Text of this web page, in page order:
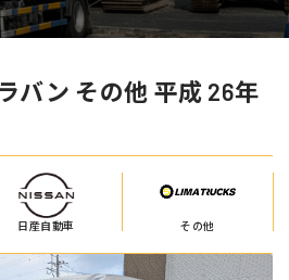
バン その他 平成 26年
日産自動車 その他